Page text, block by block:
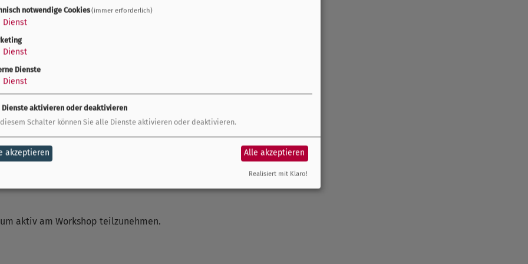
zur
aus
aktiv am Workshop teilzunehmen.
notwendige Cookies(immer erforderlich)
Dienst
Dienst
Dienste
Dienst
Dienste aktivieren oder deaktivieren
Schalter können Sie alle Dienste aktivieren oder deaktivieren.
akzeptieren Alle akzeptieren
Realisiert mit Klaro!